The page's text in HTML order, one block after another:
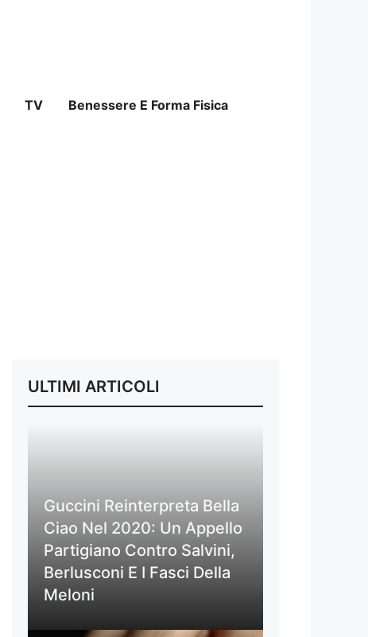
TV Benessere E Forma Fisica
ULTIMI ARTICOLI
Guccini Reinterpreta Bella
Ciao Nel 2020: Un Appello
Partigiano Contro Salvini,
Berlusconi E I Fasci Della
Meloni